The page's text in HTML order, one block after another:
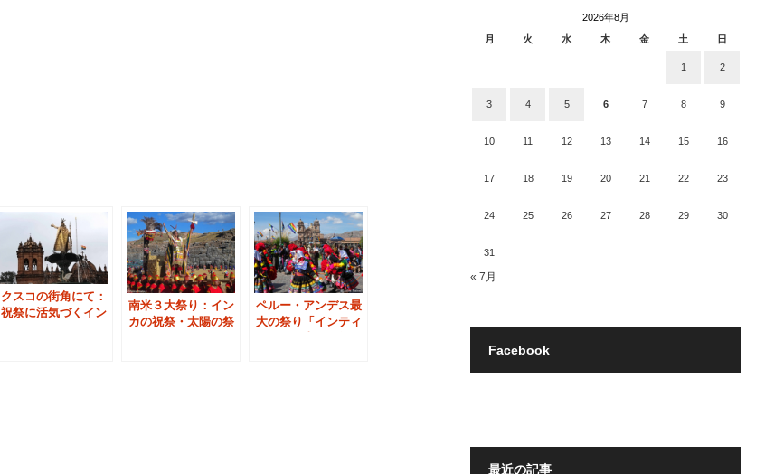
クスコの街角にて：
祝祭に活気づくイン
南米３大祭り：イン
カの祝祭・太陽の祭
ペルー・アンデス最
大の祭り「インティ
2026年8月
月
火 水 木 金 土 日
1 2
3 4 5 6 7 8 9
10 11 12 13 14 15 16
17 18 19 20 21 22 23
24 25 26 27 28 29 30
31
« 7月
Facebook
最近の記事